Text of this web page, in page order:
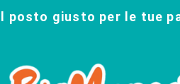
posto giusto per le tue